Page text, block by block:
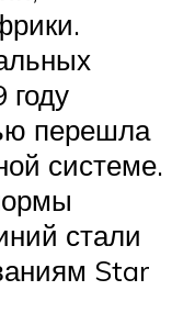
перешла
системе.
стали
Star